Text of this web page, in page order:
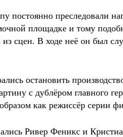
постоянно преследовали
площадке и тому
сцен. В ходе неё он был
остановить
с дублёром главного
как режиссёр серии
Ривер Феникс и